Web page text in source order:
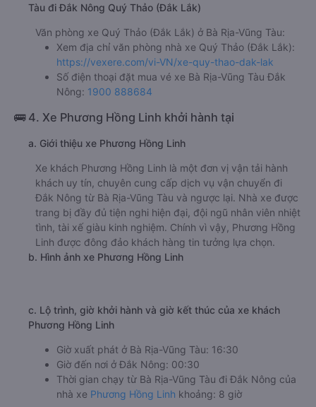
Tàu đi Đắk Nông Quý Thảo (Đắk Lắk)
Văn phòng xe Quý Thảo (Đắk Lắk) ở Bà Rịa-Vũng Tàu:
Xem địa chỉ văn phòng nhà xe Quý Thảo (Đắk Lắk):
https://vexere.com/vi-VN/xe-quy-thao-dak-lak
Số điện thoại đặt mua vé xe Bà Rịa-Vũng Tàu Đắk
Nông: 1900 888684
🚌 4. Xe Phương Hồng Linh khởi hành tại
a. Giới thiệu xe Phương Hồng Linh
Xe khách Phương Hồng Linh là một đơn vị vận tải hành
khách uy tín, chuyên cung cấp dịch vụ vận chuyển đi
Đắk Nông từ Bà Rịa-Vũng Tàu và ngược lại. Nhà xe được
trang bị đầy đủ tiện nghi hiện đại, đội ngũ nhân viên nhiệt
tình, tài xế giàu kinh nghiệm. Chính vì vậy, Phương Hồng
Linh được đông đảo khách hàng tin tưởng lựa chọn.
b. Hình ảnh xe Phương Hồng Linh
c. Lộ trình, giờ khởi hành và giờ kết thúc của xe khách
Phương Hồng Linh
Giờ xuất phát ở Bà Rịa-Vũng Tàu: 16:30
Giờ đến nơi ở Đắk Nông: 00:30
Thời gian chạy từ Bà Rịa-Vũng Tàu đi Đắk Nông của
nhà xe Phương Hồng Linh khoảng: 8 giờ